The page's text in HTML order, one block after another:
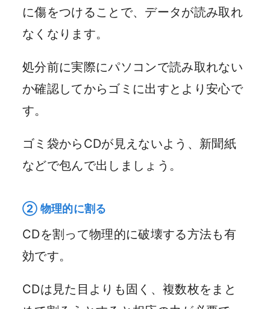
に傷をつけることで、データが読み取れ
なくなります。
処分前に実際にパソコンで読み取れない
か確認してからゴミに出すとより安心で
す。
ゴミ袋からCDが見えないよう、新聞紙
などで包んで出しましょう。
② 物理的に割る
CDを割って物理的に破壊する方法も有
効です。
CDは見た目よりも固く、複数枚をまと